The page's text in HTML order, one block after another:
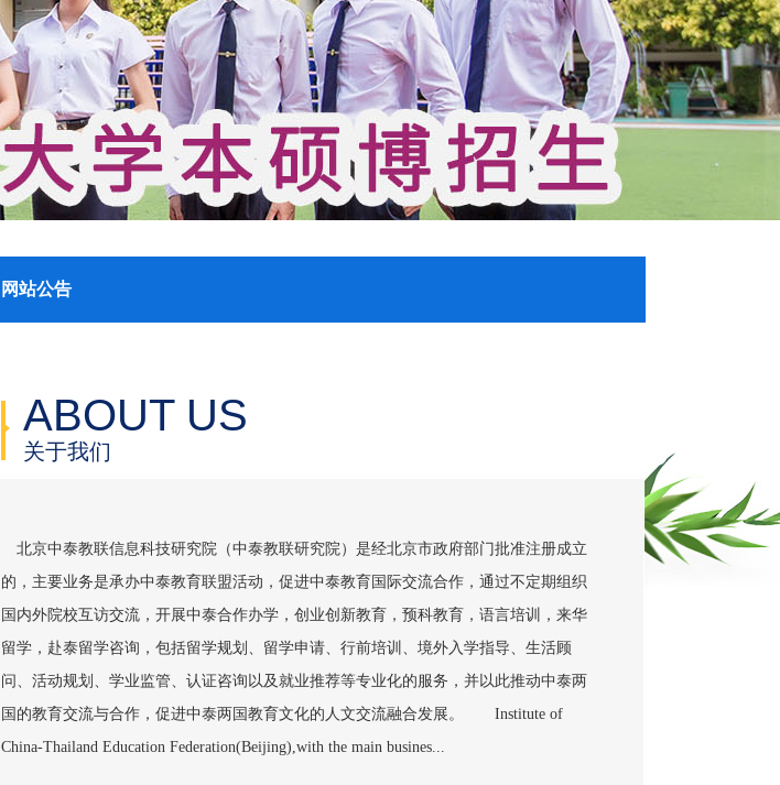
网站公告
ABOUT US
关于我们
北京中泰教联信息科技研究院（中泰教联研究院）是经北京市政府部门批准注册成立
的，主要业务是承办中泰教育联盟活动，促进中泰教育国际交流合作，通过不定期组织
国内外院校互访交流，开展中泰合作办学，创业创新教育，预科教育，语言培训，来华
留学，赴泰留学咨询，包括留学规划、留学申请、行前培训、境外入学指导、生活顾
问、活动规划、学业监管、认证咨询以及就业推荐等专业化的服务，并以此推动中泰两
国的教育交流与合作，促进中泰两国教育文化的人文交流融合发展。 Institute of
China-Thailand Education Federation(Beijing),with the main busines...